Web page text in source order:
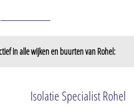
in alle wijken en buurten van Rohel:
Isolatie Specialist Rohel